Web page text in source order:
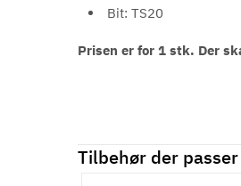
Bit: TS20
Prisen er for 1 stk. Der
Tilbehør der